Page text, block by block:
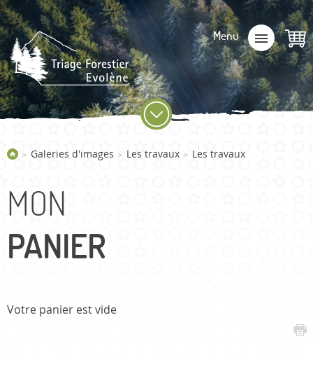
> Galeries d'images > Les travaux > Les travaux
MON
PANIER
Votre panier est vide